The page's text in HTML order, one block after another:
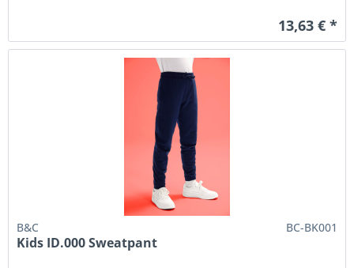
13,63 € *
B&C BC-BK001
Kids ID.000 Sweatpant